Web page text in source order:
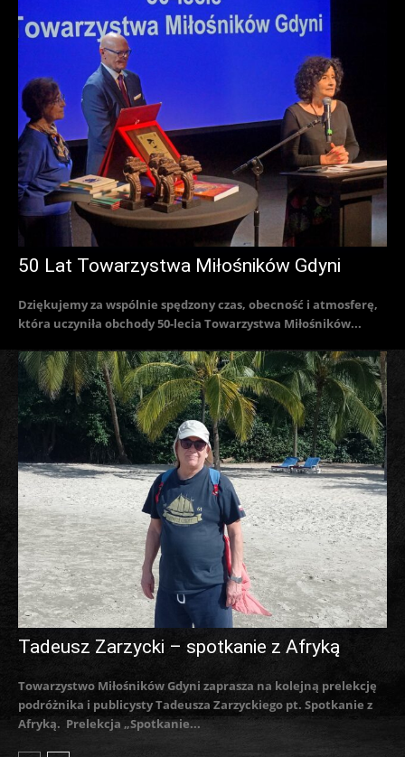
50 Lat Towarzystwa Miłośników Gdyni
Dziękujemy za wspólnie spędzony czas, obecność i atmosferę,
która uczyniła obchody 50-lecia Towarzystwa Miłośników...
Tadeusz Zarzycki – spotkanie z Afryką
Towarzystwo Miłośników Gdyni zaprasza na kolejną prelekcję
podróżnika i publicysty Tadeusza Zarzyckiego pt. Spotkanie z
Afryką. Prelekcja „Spotkanie...